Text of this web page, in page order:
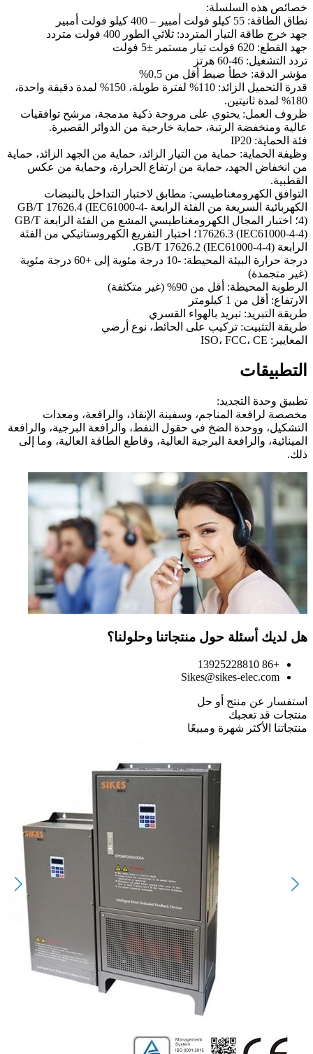
خصائص هذه السلسلة:
نطاق الطاقة: 55 كيلو فولت أمبير – 400 كيلو فولت أمبير
جهد خرج طاقة التيار المتردد: ثلاثي الطور 400 فولت متردد
جهد القطع: 620 فولت تيار مستمر ±5 فولت
تردد التشغيل: 46-60 هرتز
مؤشر الدقة: خطأ ضبط أقل من 0.5%
قدرة التحميل الزائد: 110% لفترة طويلة، 150% لمدة دقيقة واحدة،
180% لمدة ثانيتين.
ظروف العمل: يحتوي على مروحة ذكية مدمجة، مرشح توافقيات
عالية ومنخفضة الرتبة، حماية خارجية من الدوائر القصيرة.
فئة الحماية: IP20
وظيفة الحماية: حماية من التيار الزائد، حماية من الجهد الزائد، حماية
من انخفاض الجهد، حماية من ارتفاع الحرارة، وحماية من عكس
القطبية.
التوافق الكهرومغناطيسي: مطابق لاختبار التداخل بالنبضات
الكهربائية السريعة من الفئة الرابعة GB/T 17626.4 (IEC61000-4-
4)؛ اختبار المجال الكهرومغناطيسي المشع من الفئة الرابعة GB/T
17626.3 (IEC61000-4-4)؛ اختبار التفريغ الكهروستاتيكي من الفئة
الرابعة GB/T 17626.2 (IEC61000-4-4).
درجة حرارة البيئة المحيطة: -10 درجة مئوية إلى +60 درجة مئوية
(غير متجمدة)
الرطوبة المحيطة: أقل من 90% (غير متكثفة)
الارتفاع: أقل من 1 كيلومتر
طريقة التبريد: تبريد بالهواء القسري
طريقة التثبيت: تركيب على الحائط، نوع أرضي
المعايير: ISO، FCC، CE
التطبيقات
تطبيق وحدة التجديد:
مخصصة لرافعة المناجم، وسفينة الإنقاذ، والرافعة، ومعدات
التشكيل، ووحدة الضخ في حقول النفط، والرافعة البرجية، والرافعة
المينائية، والرافعة البرجية العالية، وقاطع الطاقة العالية، وما إلى
ذلك.
هل لديك أسئلة حول منتجاتنا وحلولنا؟
+86 13925228810
Sikes@sikes-elec.com
استفسار عن منتج أو حل
منتجات قد تعجبك
منتجاتنا الأكثر شهرة ومبيعًا